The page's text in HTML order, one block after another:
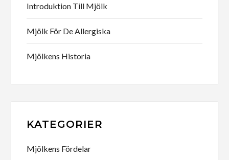
Introduktion Till Mjölk
Mjölk För De Allergiska
Mjölkens Historia
KATEGORIER
Mjölkens Fördelar